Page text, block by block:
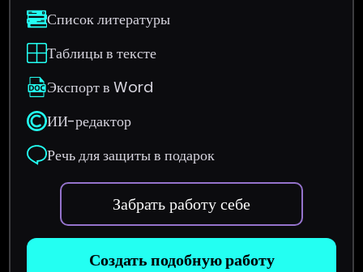
Список литературы
Таблицы в тексте
Экспорт в Word
ИИ-редактор
Речь для защиты в подарок
Забрать работу себе
Создать подобную работу